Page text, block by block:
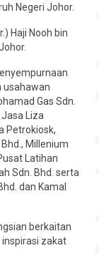
Negeri Johor.
Haji Nooh bin
usahawan
Gas Sdn.
Liza
Petrokiosk,
Millenium
Latihan
Sdn. Bhd. serta
dan Kamal
berkaitan
zakat